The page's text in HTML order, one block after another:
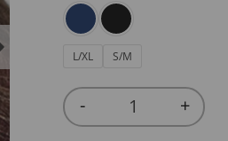
L/XL S/M
Quantity
- +